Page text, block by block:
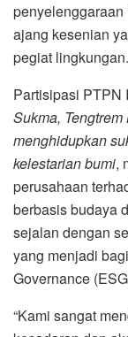
penyelenggaraan
ajang kesenian
pegiat lingkungan.
Partisipasi PTPN
Sukma,
menghidupkan
kelestarian bumi,
perusahaan
berbasis budaya
sejalan dengan
yang menjadi
Governance
“Kami sangat